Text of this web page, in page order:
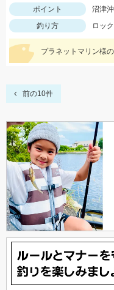
ポイント
沼津沖
釣り方
ロッ
前の10件